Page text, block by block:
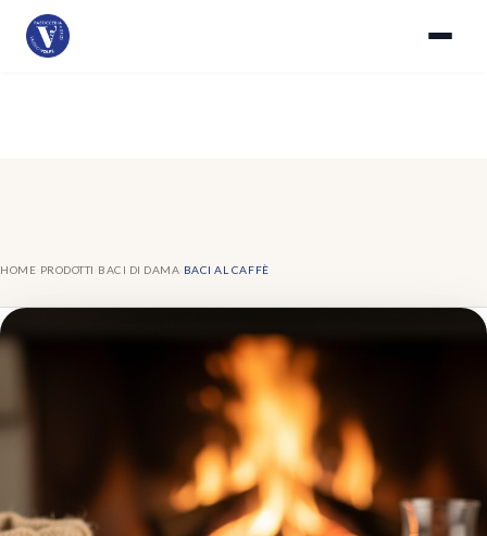
HOME PRODOTTI BACI DI DAMA BACI AL CAFFÈ